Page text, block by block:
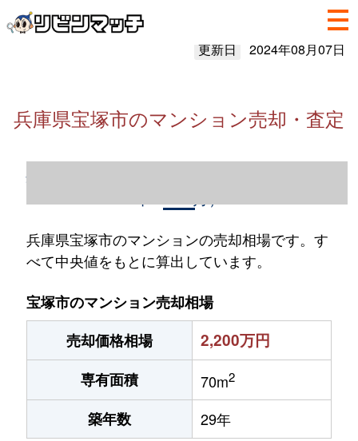
更新日 2024年08月07日
兵庫県宝塚市のマンション売却・査定
兵庫県宝塚市のマンション売却情報（2023
兵庫県宝塚市のマンションの売却相場です。す
べて中央値をもとに算出しています。
宝塚市のマンション売却相場
売却価格相場
2,200万円
専有面積 70m2
築年数 29年